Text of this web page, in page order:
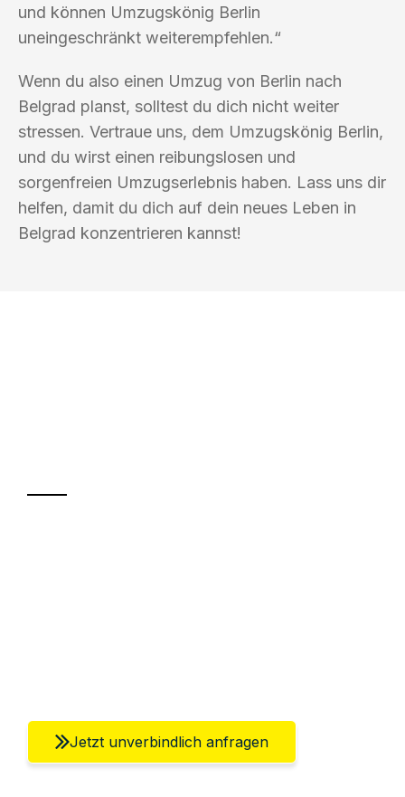
und können Umzugskönig Berlin
uneingeschränkt weiterempfehlen.“
Wenn du also einen Umzug von Berlin nach
Belgrad planst, solltest du dich nicht weiter
stressen. Vertraue uns, dem Umzugskönig Berlin,
und du wirst einen reibungslosen und
sorgenfreien Umzugserlebnis haben. Lass uns dir
helfen, damit du dich auf dein neues Leben in
Belgrad konzentrieren kannst!
Jetzt unverbindlich anfragen